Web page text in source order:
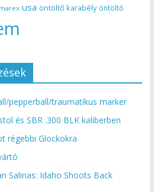
usa öntöltő karabély öntöltő
pepperball/traumatikus marker
és SBR .300 BLK kaliberben
régebbi Glockokra
Salinas: Idaho Shoots Back